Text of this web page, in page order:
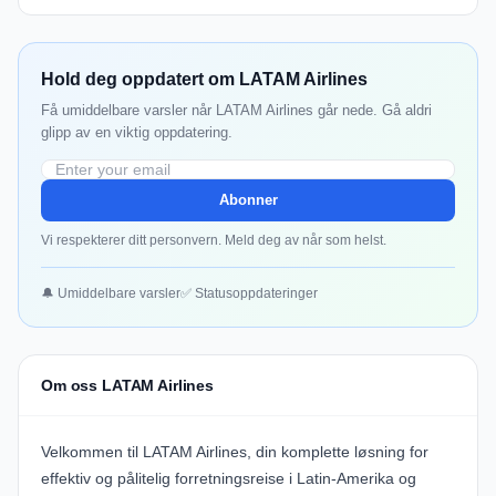
Hold deg oppdatert om LATAM Airlines
Få umiddelbare varsler når LATAM Airlines går nede. Gå aldri
glipp av en viktig oppdatering.
Abonner
Vi respekterer ditt personvern. Meld deg av når som helst.
🔔 Umiddelbare varsler✅ Statusoppdateringer
Om oss LATAM Airlines
Velkommen til LATAM Airlines, din komplette løsning for
effektiv og pålitelig forretningsreise i Latin-Amerika og